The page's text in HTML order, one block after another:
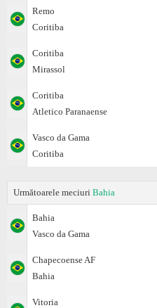
Remo
Coritiba
Coritiba
Mirassol
Coritiba
Atletico Paranaense
Vasco da Gama
Coritiba
Următoarele meciuri Bahia
Bahia
Vasco da Gama
Chapecoense AF
Bahia
Vitoria